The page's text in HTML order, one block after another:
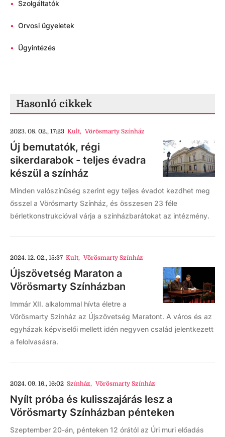
• Szolgáltatók
• Orvosi ügyeletek
• Ügyintézés
Hasonló cikkek
2023. 08. 02., 17:23 Kult, Vörösmarty Színház
Új bemutatók, régi
sikerdarabok - teljes évadra
készül a színház
Minden valószínűség szerint egy teljes évadot kezdhet meg
ősszel a Vörösmarty Színház, és összesen 23 féle
bérletkonstrukcióval várja a színházbarátokat az intézmény.
2024. 12. 02., 15:37 Kult, Vörösmarty Színház
Újszövetség Maraton a
Vörösmarty Színházban
Immár XII. alkalommal hívta életre a
Vörösmarty Szinház az Újszövetség Maratont. A város és az
egyházak képviselői mellett idén negyven család jelentkezett
a felolvasásra.
2024. 09. 16., 16:02 Színház, Vörösmarty Színház
Nyílt próba és kulisszajárás lesz a
Vörösmarty Színházban pénteken
Szeptember 20-án, pénteken 12 órától az Úri muri előadás